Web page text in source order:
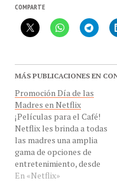
Promoción Día de las
Madres en Netflix
¡Películas para el Café!
Netflix les brinda a todas
las madres una amplia
gama de opciones de
entretenimiento, desde
películas clásicas hasta
sus series preferidas,
En «Netflix»